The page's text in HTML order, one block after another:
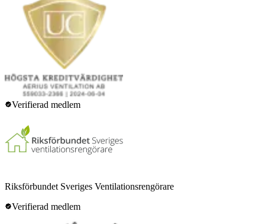
Verifierad medlem
Riksförbundet Sveriges Ventilationsrengörare
Verifierad medlem